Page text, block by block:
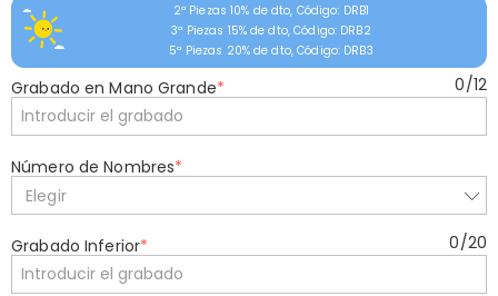
2ª Piezas 10% de dto, Código: DRB1
3ª Piezas 15% de dto, Código: DRB2
5ª Piezas 20% de dto, Código: DRB3
Grabado en Mano Grande* 0/12
Número de Nombres*
Elegir
Grabado Inferior* 0/20